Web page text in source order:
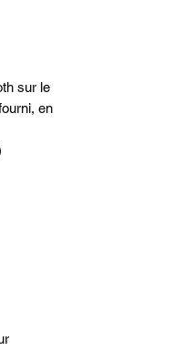
sur le
en